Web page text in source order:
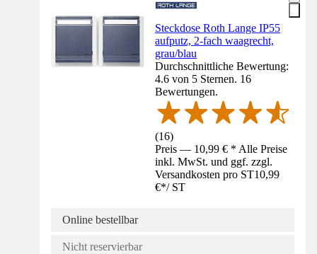
Steckdose Roth Lange IP55
aufputz, 2-fach waagrecht,
grau/blau
Durchschnittliche Bewertung:
4.6 von 5 Sternen. 16
Bewertungen.
(16)
Preis — 10,99 € * Alle Preise
inkl. MwSt. und ggf. zzgl.
Versandkosten pro ST10,99
€*/ ST
Online bestellbar
Nicht reservierbar